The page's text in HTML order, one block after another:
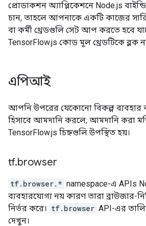
প্রোডাকশন অ্যাপ্লিকেশনে Node.js
চান, তাহলে আপনাকে একটি কাজের
বা কর্মী থ্রেডগুলি সেট আপ করতে হবে
TensorFlow.js কোড মূল থ্রেডটিকে ব্লক
এপিআই
আপনি উপরের যেকোনো বিকল্প ব্যবহার
হিসাবে আমদানি করলে, আমদানি করা
TensorFlow.js চিহ্নগুলি উপস্থিত হয়।
tf.browser
tf.browser.* namespace-এ APIs
ব্যবহারযোগ্য নয় কারণ তারা ব্রাউজার-
নির্ভর করে। tf.browser API-এর
দেখুন।